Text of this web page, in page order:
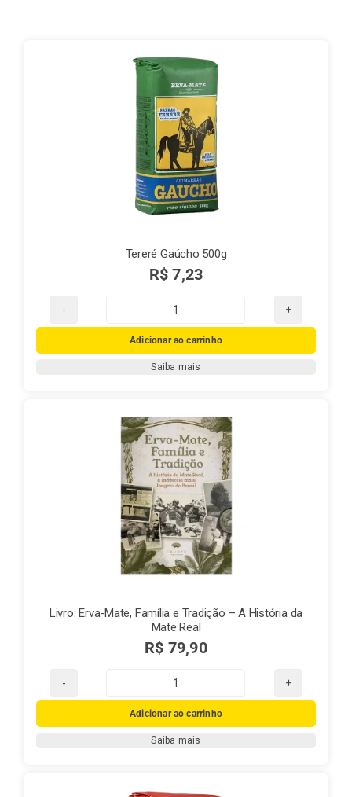
Exportação
Blog
Tereré Gaúcho 500g
R$ 7,23
Tereré
Gaúcho
500g
Adicionar ao carrinho
Saiba mais
Livro: Erva-Mate, Família e Tradição – A História da
Mate Real
R$ 79,90
Livro:
Erva-
Mate,
Adicionar ao carrinho
Saiba mais